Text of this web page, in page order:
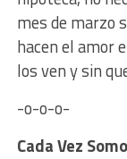
mes de marzo
hacen el amor
los ven y sin
-o-o-o-
Cada Vez